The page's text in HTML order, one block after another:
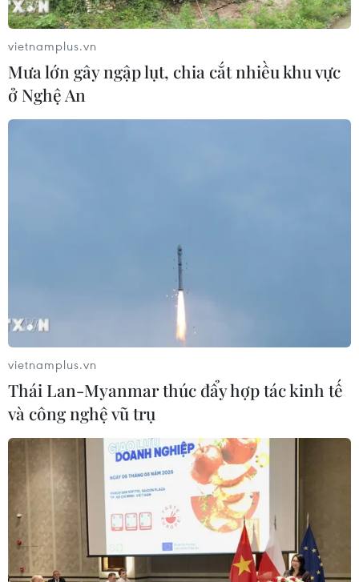
đấu xuất sắc để giành huy chương Bạc, qua đó giúp
Đoàn Thể thao Việt Nam vươn lên vị trí thứ 11 trên bảng
tổng sắp huy chương ASIAD 19.
vietnamplus.vn
Mưa lớn gây ngập lụt, chia cắt nhiều khu vực
ở Nghệ An
vietnamplus.vn
Thái Lan-Myanmar thúc đẩy hợp tác kinh tế
và công nghệ vũ trụ